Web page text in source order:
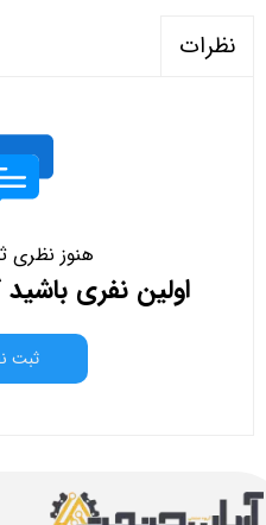
نظرات
هنوز نظری
اولین نفری
ثبت